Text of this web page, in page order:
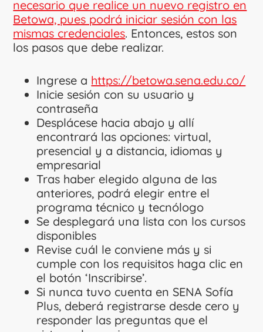
necesario que realice un nuevo registro en
Betowa, pues podrá iniciar sesión con las
mismas credenciales. Entonces, estos son
los pasos que debe realizar.
Ingrese a https://betowa.sena.edu.co/
Inicie sesión con su usuario y
contraseña
Desplácese hacia abajo y allí
encontrará las opciones: virtual,
presencial y a distancia, idiomas y
empresarial
Tras haber elegido alguna de las
anteriores, podrá elegir entre el
programa técnico y tecnólogo
Se desplegará una lista con los cursos
disponibles
Revise cuál le conviene más y si
cumple con los requisitos haga clic en
el botón ‘Inscribirse’.
Si nunca tuvo cuenta en SENA Sofía
Plus, deberá registrarse desde cero y
responder las preguntas que el